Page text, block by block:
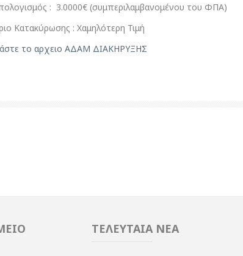
: 3.0000€ (συμπεριλαμβανομένου του ΦΠΑ)
Κατακύρωσης : Χαμηλότερη Τιμή
το αρχειο ΑΔΑΜ ΔΙΑΚΗΡΥΞΗΣ
ΤΕΛΕΥΤΑΙΑ ΝΕΑ